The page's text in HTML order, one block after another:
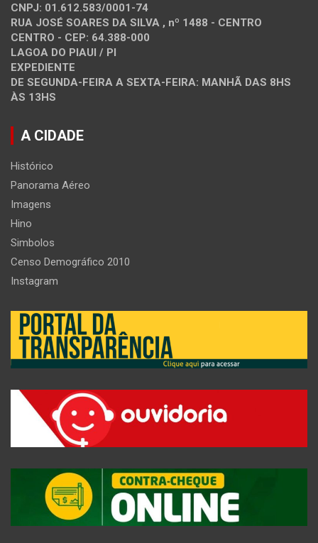
CNPJ: 01.612.583/0001-74
RUA JOSÉ SOARES DA SILVA , nº 1488 - CENTRO
CENTRO - CEP: 64.388-000
LAGOA DO PIAUI / PI
EXPEDIENTE
DE SEGUNDA-FEIRA A SEXTA-FEIRA: MANHÃ DAS 8HS
ÀS 13HS
A CIDADE
Histórico
Panorama Aéreo
Imagens
Hino
Simbolos
Censo Demográfico 2010
Instagram